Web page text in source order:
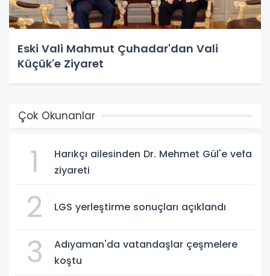
Eski Vali Mahmut Çuhadar'dan Vali
Küçük'e Ziyaret
Çok Okunanlar
1
Harıkçı ailesinden Dr. Mehmet Gül'e vefa
ziyareti
2 LGS yerleştirme sonuçları açıklandı
3
Adıyaman'da vatandaşlar çeşmelere
koştu